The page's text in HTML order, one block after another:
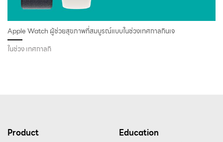
Apple Watch ผู้ช่วยสุขภาพที่สมบูรณ์แบบในช่วงเทศกาลกินเจ
ในช่วง เทศกาลกิ
Product
Education